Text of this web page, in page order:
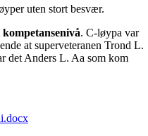
uten stort besvær.
. C-løypa var
at superveteranen Trond L.
det Anders L. Aa som kom